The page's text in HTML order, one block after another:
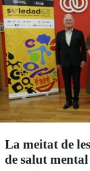
La meitat de
de salut mental